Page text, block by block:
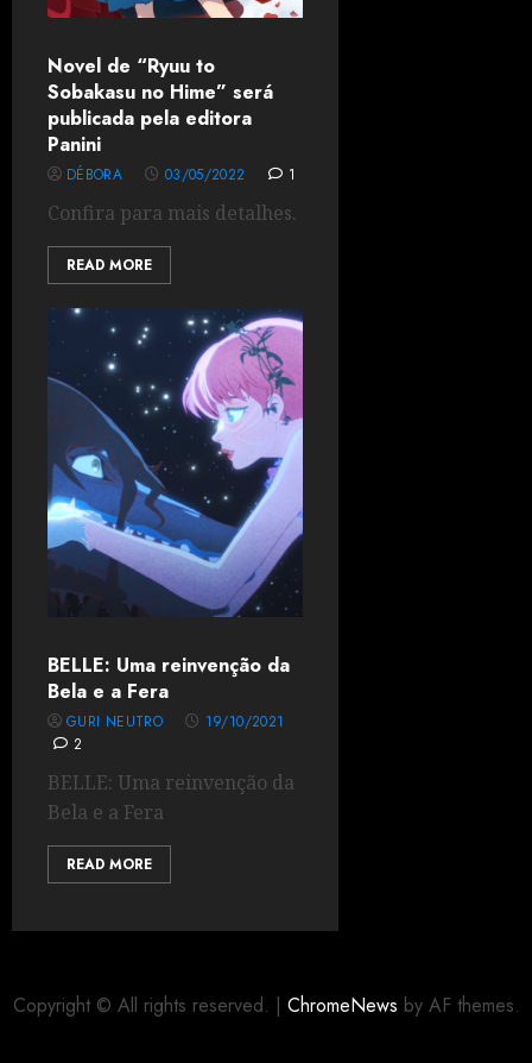
Novel de “Ryuu to
Sobakasu no Hime” será
publicada pela editora
Panini
DÉBORA 03/05/2022 1
Confira para mais detalhes.
READ MORE
BELLE: Uma reinvenção da
Bela e a Fera
GURI NEUTRO
19/10/2021
2
BELLE: Uma reinvenção da
Bela e a Fera
READ MORE
Copyright © All rights reserved. | ChromeNews by AF themes.